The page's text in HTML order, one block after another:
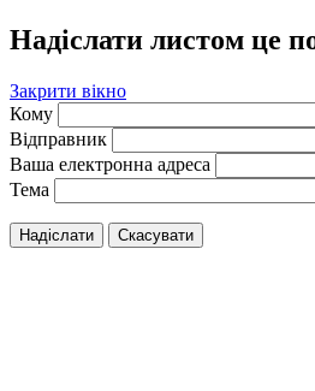
Надіслати листом це
Закрити вікно
Кому
Відправник
Ваша електронна адреса
Тема
Надіслати Скасувати